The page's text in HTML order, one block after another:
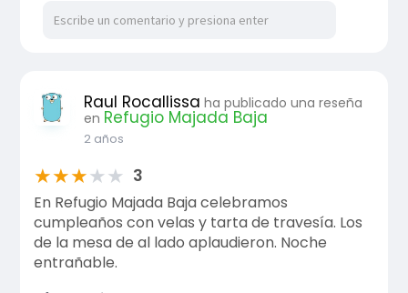
Raul Rocallissa ha publicado una reseña
en Refugio Majada Baja
2 años
★★★★★ 3
En Refugio Majada Baja celebramos
cumpleaños con velas y tarta de travesía. Los
de la mesa de al lado aplaudieron. Noche
entrañable.